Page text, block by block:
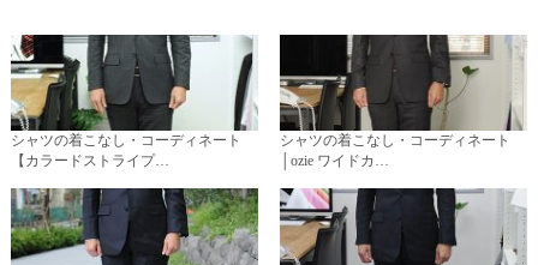
シャツの着こなし・コーディネート
【カラードストライプ…
シャツの着こなし・コーディネート
│ozie ワイドカ…